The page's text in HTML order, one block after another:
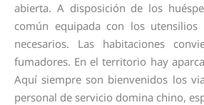
abierta. A disposición de los
común equipada con los utensilios
necesarios. Las habitaciones
fumadores. En el territorio hay
Aquí siempre son bienvenidos los
personal de servicio domina chino,